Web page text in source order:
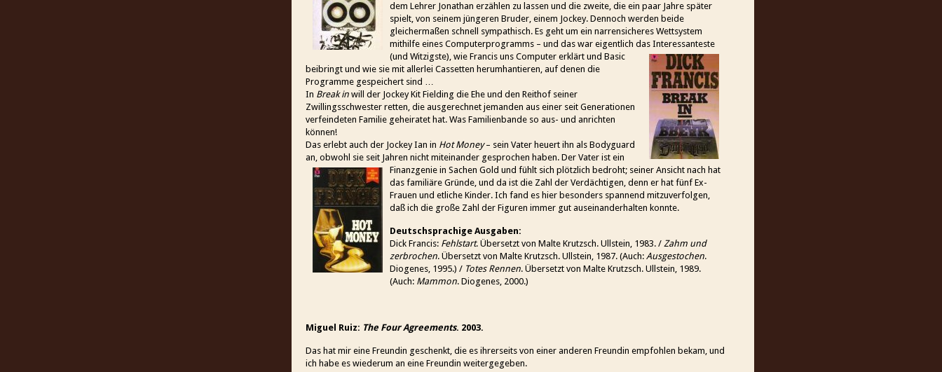
dem Lehrer Jonathan erzählen zu lassen und die zweite, die ein paar Jahre später
spielt, von seinem jüngeren Bruder, einem Jockey. Dennoch werden beide
gleichermaßen schnell sympathisch. Es geht um ein narrensicheres Wettsystem
mithilfe eines Computerprogramms – und das war eigentlich das Interessanteste
(und Witzigste), wie Francis uns Computer erklärt und Basic
beibringt und wie sie mit allerlei Cassetten herumhantieren, auf denen die
Programme gespeichert sind …
In Break in will der Jockey Kit Fielding die Ehe und den Reithof seiner
Zwillingsschwester retten, die ausgerechnet jemanden aus einer seit Generationen
verfeindeten Familie geheiratet hat. Was Familienbande so aus- und anrichten
können!
Das erlebt auch der Jockey Ian in Hot Money– sein Vater heuert ihn als Bodyguard
an, obwohl sie seit Jahren nicht miteinander gesprochen haben. Der Vater ist ein
Finanzgenie in Sachen Gold und fühlt sich plötzlich bedroht; seiner Ansicht nach hat
das familiäre Gründe, und da ist die Zahl der Verdächtigen, denn er hat fünf Ex-
Frauen und etliche Kinder. Ich fand es hier besonders spannend mitzuverfolgen,
daß ich die große Zahl der Figuren immer gut auseinanderhalten konnte.
Deutschsprachige Ausgaben:
Dick Francis: Fehlstart. Übersetzt von Malte Krutzsch. Ullstein, 1983. / Zahm und
zerbrochen. Übersetzt von Malte Krutzsch. Ullstein, 1987. (Auch: Ausgestochen.
Diogenes, 1995.) / Totes Rennen. Übersetzt von Malte Krutzsch. Ullstein, 1989.
(Auch: Mammon. Diogenes, 2000.)
Miguel Ruiz: The Four Agreements. 2003.
Das hat mir eine Freundin geschenkt, die es ihrerseits von einer anderen Freundin empfohlen bekam, und
ich habe es wiederum an eine Freundin weitergegeben.